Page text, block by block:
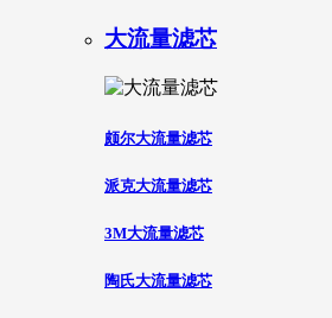
大流量滤芯
颇尔大流量滤芯
派克大流量滤芯
3M大流量滤芯
陶氏大流量滤芯